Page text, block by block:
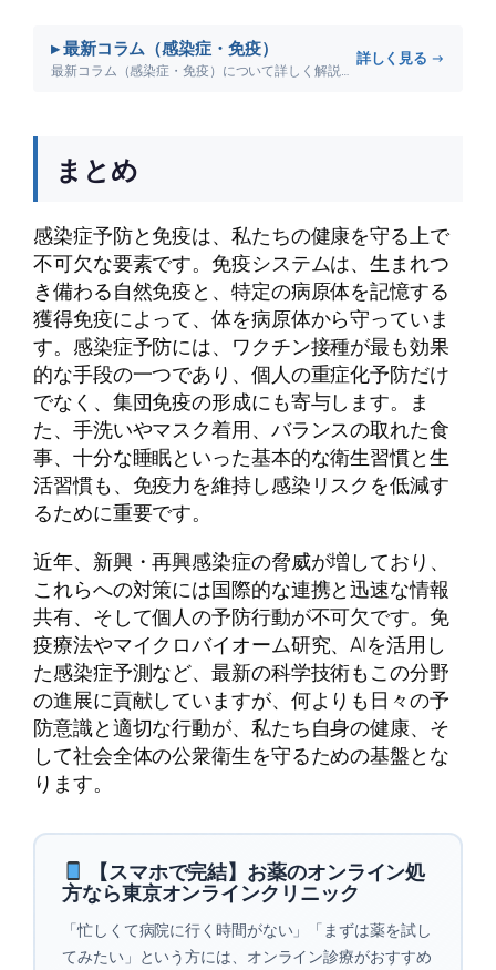
▸ 最新コラム（感染症・免疫）
最新コラム（感染症・免疫）について詳しく解説します。
詳しく見る →
まとめ
感染症予防と免疫は、私たちの健康を守る上で
不可欠な要素です。免疫システムは、生まれつ
き備わる自然免疫と、特定の病原体を記憶する
獲得免疫によって、体を病原体から守っていま
す。感染症予防には、ワクチン接種が最も効果
的な手段の一つであり、個人の重症化予防だけ
でなく、集団免疫の形成にも寄与します。ま
た、手洗いやマスク着用、バランスの取れた食
事、十分な睡眠といった基本的な衛生習慣と生
活習慣も、免疫力を維持し感染リスクを低減す
るために重要です。
近年、新興・再興感染症の脅威が増しており、
これらへの対策には国際的な連携と迅速な情報
共有、そして個人の予防行動が不可欠です。免
疫療法やマイクロバイオーム研究、AIを活用し
た感染症予測など、最新の科学技術もこの分野
の進展に貢献していますが、何よりも日々の予
防意識と適切な行動が、私たち自身の健康、そ
して社会全体の公衆衛生を守るための基盤とな
ります。
【スマホで完結】お薬のオンライン処
方なら東京オンラインクリニック
「忙しくて病院に行く時間がない」「まずは薬を試し
てみたい」という方には、オンライン診療がおすすめ